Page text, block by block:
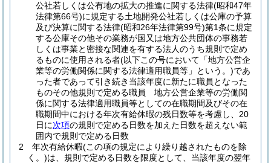
公社若しくは公有地の拡大の推進に関する法律(昭和47年
法律第66号)に規定する土地開発公社若しくは公庫の予算
及び決算に関する法律(昭和26年法律第99号)第1条に規定
する公庫その他その業務が国又は地方公共団体の事務若
しくは事業と密接な関連を有する法人のうち規則で定め
るものに使用される者(以下この号において「地方公営企
業等の労働関係に関する法律適用職員等」という。)であ
った者であって引き続き当該年度に新たに職員となった
ものその他規則で定める職員 地方公営企業等の労働関
係に関する法律適用職員等としての在職期間及びその在
職期間中における年次有給休暇の残日数等を考慮し、20
日に次項の規則で定める日数を加えた日数を超えない範
囲内で規則で定める日数
2
年次有給休暇(この項の規定により繰り越されたものを除
く。)は、規則で定める日数を限度として、当該年度の翌年